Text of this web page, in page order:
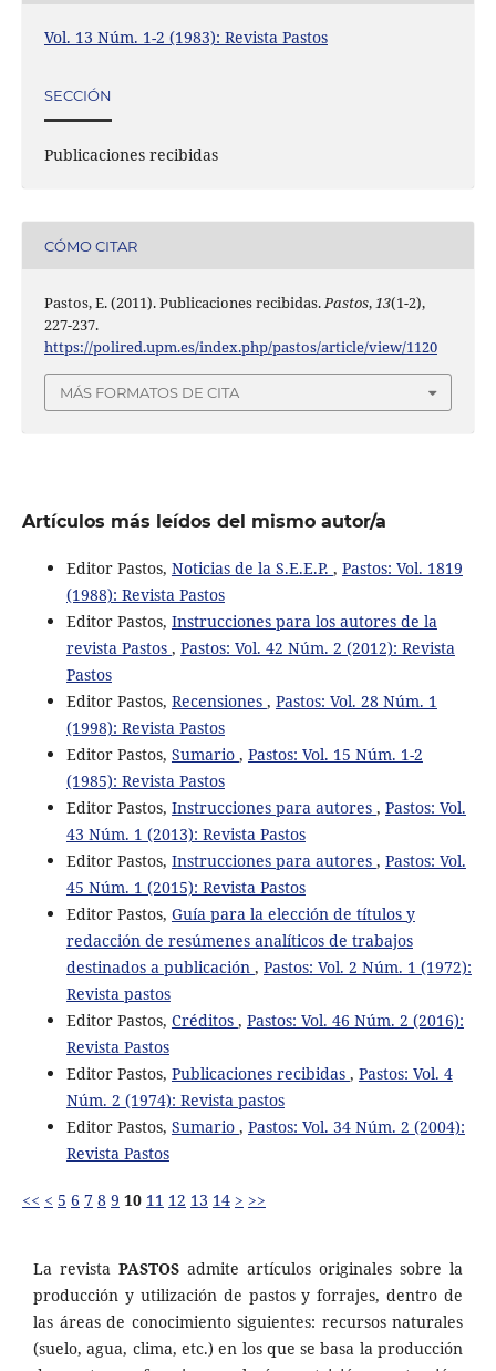
Vol. 13 Núm. 1-2 (1983): Revista Pastos
SECCIÓN
Publicaciones recibidas
CÓMO CITAR
Pastos, E. (2011). Publicaciones recibidas.Pastos,13(1-2),
227-237.
https://polired.upm.es/index.php/pastos/article/view/1120
MÁS FORMATOS DE CITA
Artículos más leídos del mismo autor/a
Editor Pastos, Noticias de la S.E.E.P. , Pastos: Vol. 1819
(1988): Revista Pastos
Editor Pastos, Instrucciones para los autores de la
revista Pastos , Pastos: Vol. 42 Núm. 2 (2012): Revista
Pastos
Editor Pastos, Recensiones , Pastos: Vol. 28 Núm. 1
(1998): Revista Pastos
Editor Pastos, Sumario , Pastos: Vol. 15 Núm. 1-2
(1985): Revista Pastos
Editor Pastos, Instrucciones para autores , Pastos: Vol.
43 Núm. 1 (2013): Revista Pastos
Editor Pastos, Instrucciones para autores , Pastos: Vol.
45 Núm. 1 (2015): Revista Pastos
Editor Pastos, Guía para la elección de títulos y
redacción de resúmenes analíticos de trabajos
destinados a publicación , Pastos: Vol. 2 Núm. 1 (1972):
Revista pastos
Editor Pastos, Créditos , Pastos: Vol. 46 Núm. 2 (2016):
Revista Pastos
Editor Pastos, Publicaciones recibidas , Pastos: Vol. 4
Núm. 2 (1974): Revista pastos
Editor Pastos, Sumario , Pastos: Vol. 34 Núm. 2 (2004):
Revista Pastos
<< < 5 6 7 8 9 10 11 12 13 14 > >>
La revista PASTOS admite artículos originales sobre la
producción y utilización de pastos y forrajes, dentro de
las áreas de conocimiento siguientes: recursos naturales
(suelo, agua, clima, etc.) en los que se basa la producción